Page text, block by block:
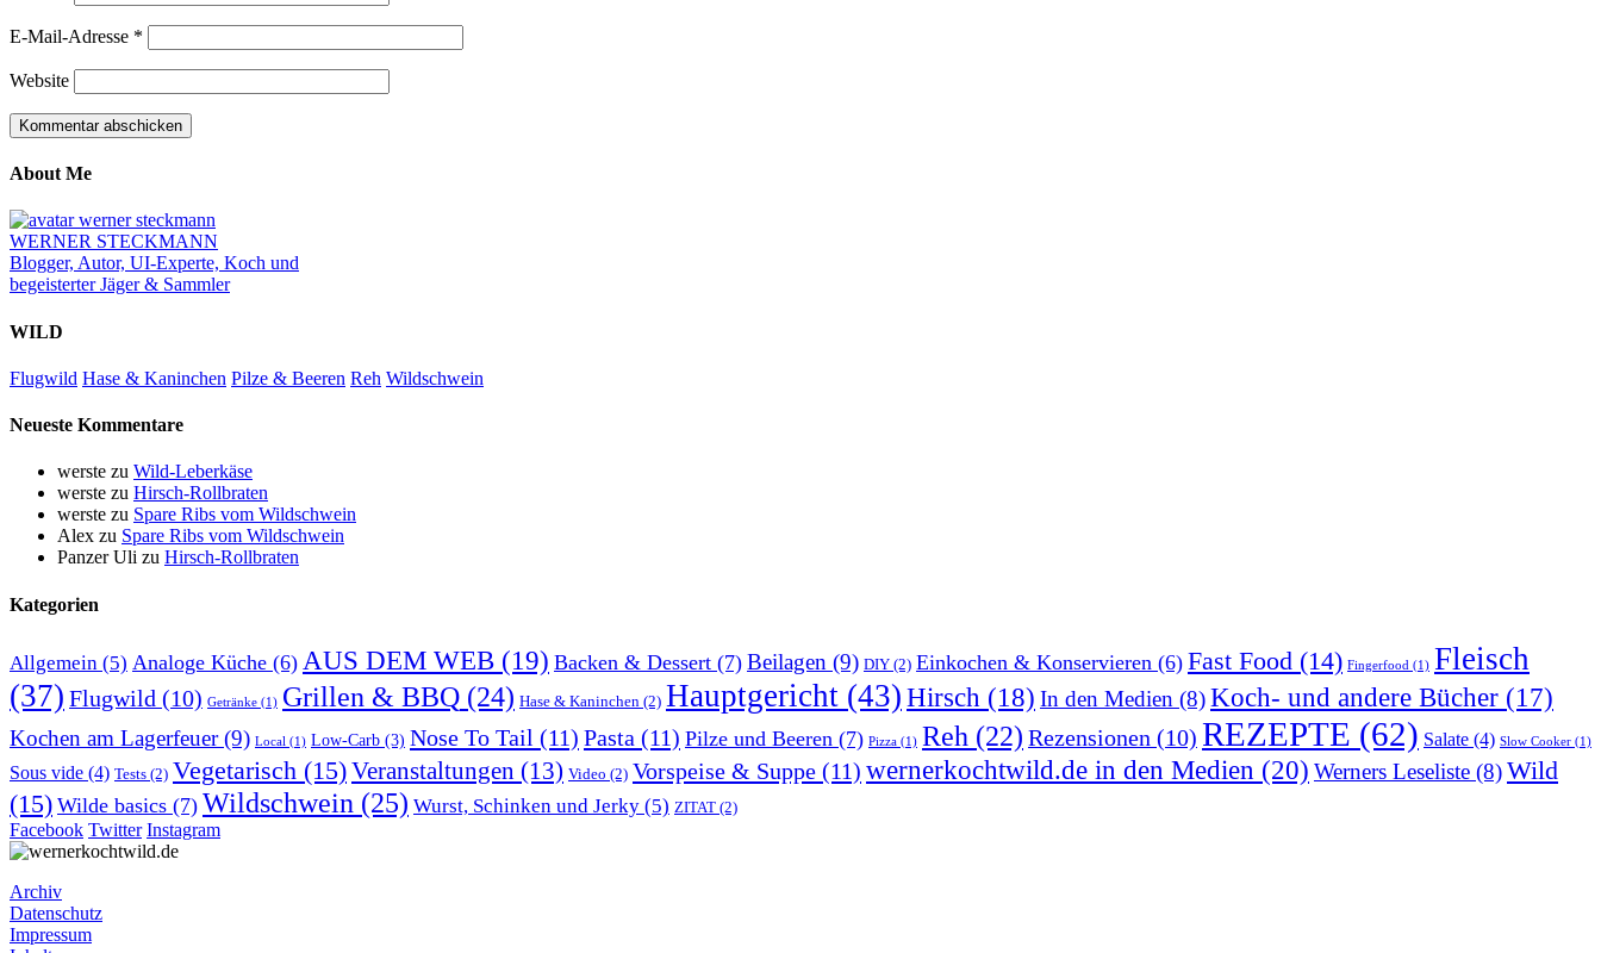
E-Mail-Adresse *
Website
About Me
WERNER STECKMANN
Blogger, Autor, UI-Experte, Koch und
begeisterter Jäger & Sammler
WILD
Flugwild Hase & Kaninchen Pilze & Beeren Reh Wildschwein
Neueste Kommentare
werste zu Wild-Leberkäse
werste zu Hirsch-Rollbraten
werste zu Spare Ribs vom Wildschwein
Alex zu Spare Ribs vom Wildschwein
Panzer Uli zu Hirsch-Rollbraten
Kategorien
Allgemein (5) Analoge Küche (6) AUS DEM WEB (19) Backen & Dessert (7) Beilagen (9) DIY (2) Einkochen & Konservieren (6) Fast Food (14) Fingerfood (1) Fleisch
(37) Flugwild (10) Getränke (1) Grillen & BBQ (24) Hase & Kaninchen (2) Hauptgericht (43) Hirsch (18) In den Medien (8)Koch- und andere Bücher (17)
Kochen am Lagerfeuer(9) Local (1) Low-Carb (3) Nose To Tail (11) Pasta (11) Pilze und Beeren (7) Pizza (1) Reh (22) Rezensionen (10) REZEPTE (62) Salate (4) Slow Cooker (1)
Sous vide (4) Tests (2) Vegetarisch (15)Veranstaltungen (13) Video (2) Vorspeise & Suppe (11) wernerkochtwild.de in den Medien (20) Werners Leseliste (8)Wild
(15) Wilde basics (7) Wildschwein (25) Wurst, Schinken und Jerky (5) ZITAT (2)
Facebook Twitter Instagram
Archiv
Datenschutz
Impressum